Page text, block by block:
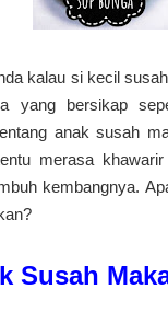
kalau si kecil
yang bersikap
anak susah
merasa
kembangnya.
Susah